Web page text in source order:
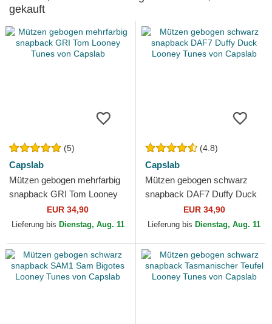
gekauft
(5)
Capslab
Mützen gebogen mehrfarbig
snapback GRI Tom Looney
Tunes von Capslab
EUR 34,90
Lieferung bis Dienstag, Aug. 11
(4.8)
Capslab
Mützen gebogen schwarz
snapback DAF7 Duffy Duck
Looney Tunes von Capslab
EUR 34,90
Lieferung bis Dienstag, Aug. 11